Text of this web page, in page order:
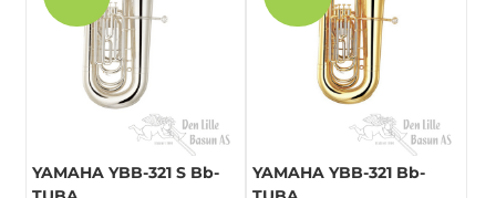
YAMAHA YBB-321 S Bb-
YAMAHA YBB-321 Bb-